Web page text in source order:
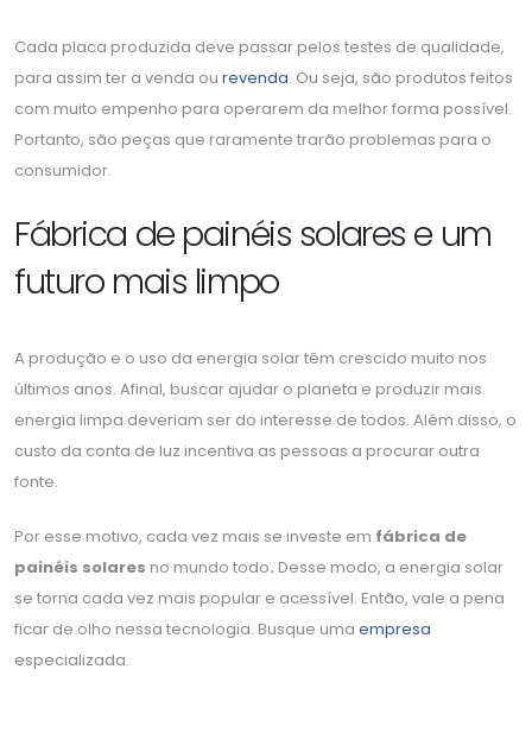
Cada placa produzida deve passar pelos testes de qualidade,
para assim ter a venda ou revenda. Ou seja, são produtos feitos
com muito empenho para operarem da melhor forma possível.
Portanto, são peças que raramente trarão problemas para o
consumidor.
Fábrica de painéis solares e um
futuro mais limpo
A produção e o uso da energia solar têm crescido muito nos
últimos anos. Afinal, buscar ajudar o planeta e produzir mais
energia limpa deveriam ser do interesse de todos. Além disso, o
custo da conta de luz incentiva as pessoas a procurar outra
fonte.
Por esse motivo, cada vez mais se investe em fábrica de
painéis solares no mundo todo. Desse modo, a energia solar
se torna cada vez mais popular e acessível. Então, vale a pena
ficar de olho nessa tecnologia. Busque uma empresa
especializada.